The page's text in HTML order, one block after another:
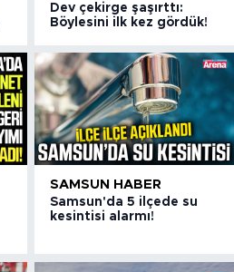
Dev çekirge şaşırttı:
Böylesini ilk kez gördük!
SAMSUN HABER
Samsun'da 5 ilçede su
kesintisi alarmı!